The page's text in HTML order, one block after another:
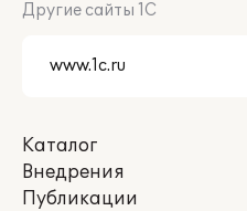
Другие сайты 1С
Каталог
Внедрения
Публикации